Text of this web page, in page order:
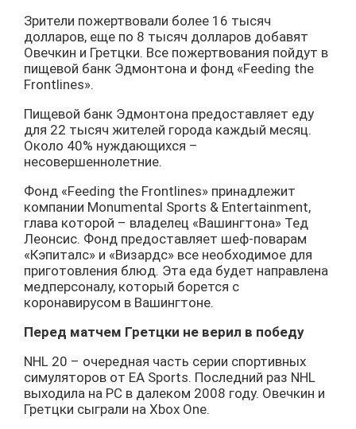
Зрители пожертвовали более 16 тысяч
долларов, еще по 8 тысяч долларов добавят
Овечкин и Гретцки. Все пожертвования пойдут в
пищевой банк Эдмонтона и фонд «Feeding the
Frontlines».
Пищевой банк Эдмонтона предоставляет еду
для 22 тысяч жителей города каждый месяц.
Около 40% нуждающихся –
несовершеннолетние.
Фонд «Feeding the Frontlines» принадлежит
компании Monumental Sports & Entertainment,
глава которой – владелец «Вашингтона» Тед
Леонсис. Фонд предоставляет шеф-поварам
«Кэпиталс» и «Визардс» все необходимое для
приготовления блюд. Эта еда будет направлена
медперсоналу, который борется с
коронавирусом в Вашингтоне.
Перед матчем Гретцки не верил в победу
NHL 20 – очередная часть серии спортивных
симуляторов от EA Sports. Последний раз NHL
выходила на PC в далеком 2008 году. Овечкин и
Гретцки сыграли на Xbox One.